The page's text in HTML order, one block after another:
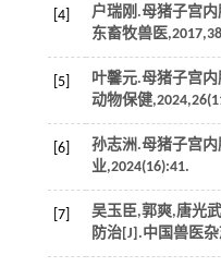
[4] 户瑞刚.母猪子宫
东畜牧兽医,2017,38
[5] 叶馨元.母猪子宫
动物保健,2024,26
[6] 孙志洲.母猪子宫
业,2024(16):41.
[7]
吴玉臣,郭爽,唐光
防治[J].中国兽医